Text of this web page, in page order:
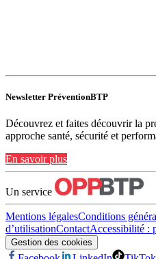
Newsletter PréventionBTP
Découvrez et faites découvrir la
approche santé, sécurité et
En savoir plus
Un service
Mentions légalesConditions
d’utilisationContactAccessibilité :
Gestion des cookies